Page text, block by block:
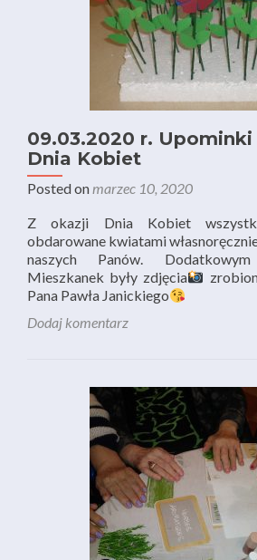
09.03.2020 r. Upominki
Dnia Kobiet
Posted onmarzec 10, 2020
Z okazji Dnia Kobiet
obdarowane kwiatami
naszych Panów.
Mieszkanek były zdjęcia
Pana Pawła Janickiego
Dodaj komentarz